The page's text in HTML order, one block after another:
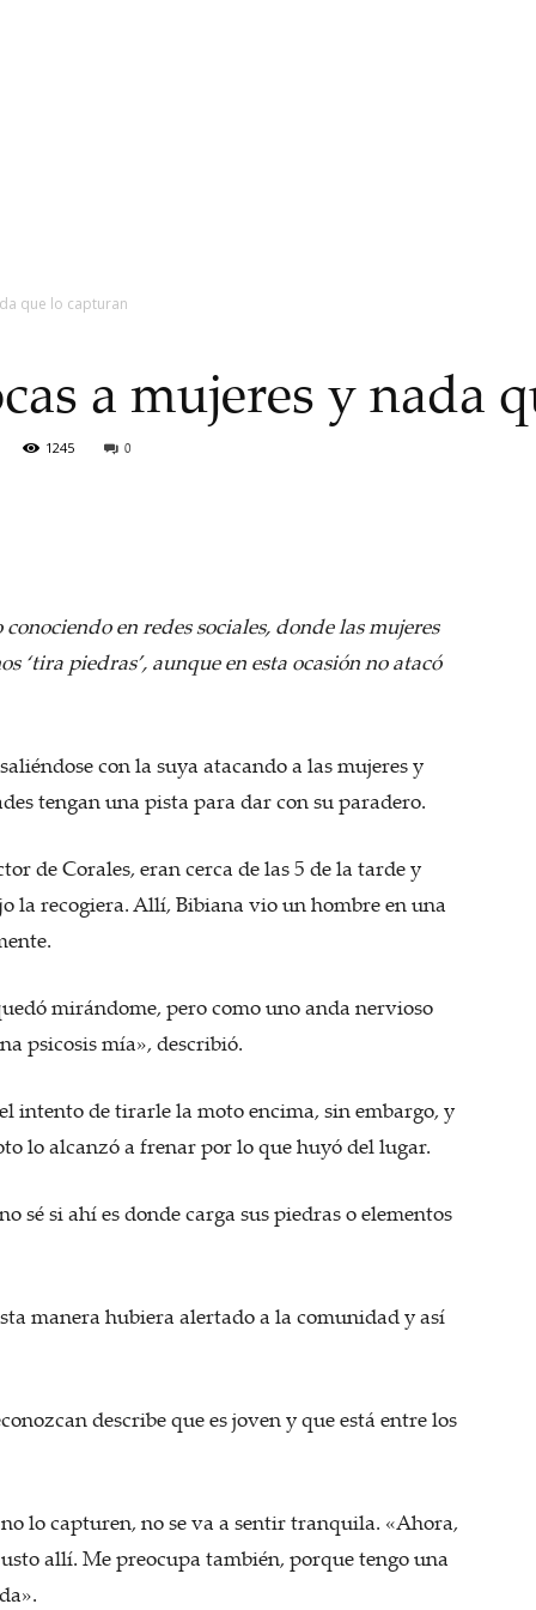
que lo capturan
a mujeres y nada
1245 0
en redes sociales, donde las mujeres
‘tira piedras’, aunque en esta ocasión no atacó
con la suya atacando a las mujeres y
tengan una pista para dar con su paradero.
de Corales, eran cerca de las 5 de la tarde y
la recogiera. Allí, Bibiana vio un hombre en una
mirándome, pero como uno anda nervioso
psicosis mía», describió.
intento de tirarle la moto encima, sin embargo, y
lo alcanzó a frenar por lo que huyó del lugar.
sé si ahí es donde carga sus piedras o elementos
manera hubiera alertado a la comunidad y así
describe que es joven y que está entre los
lo capturen, no se va a sentir tranquila. «Ahora,
allí. Me preocupa también, porque tengo una